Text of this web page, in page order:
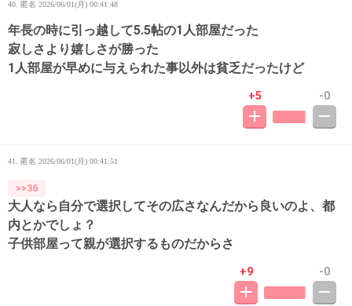
40. 匿名 2026/06/01(月) 00:41:48
年長の時に引っ越して5.5帖の1人部屋だった
寂しさより嬉しさが勝った
1人部屋が早めに与えられた事以外は貧乏だったけど
+5 -0
41. 匿名 2026/06/01(月) 00:41:51
>>36
大人なら自分で選択してその広さなんだから良いのよ、都
内とかでしょ？
子供部屋って親が選択するものだからさ
+9 -0